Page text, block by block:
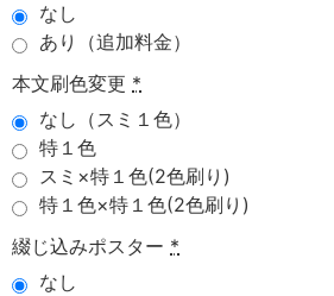
なし
あり（追加料金）
本文刷色変更 *
なし（スミ１色）
特１色
スミ×特１色(2色刷り)
特１色×特１色(2色刷り)
綴じ込みポスター *
なし